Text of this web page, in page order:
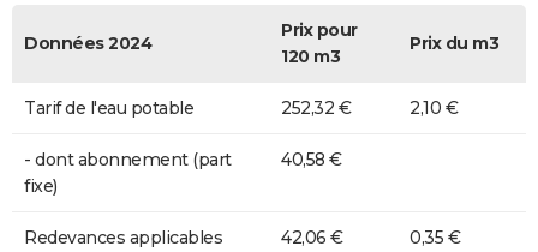
Données 2024
Prix pour
120 m3
Prix du m3
Tarif de l'eau potable 252,32 € 2,10 €
- dont abonnement (part
fixe)
40,58 €
Redevances applicables
42,06 € 0,35 €